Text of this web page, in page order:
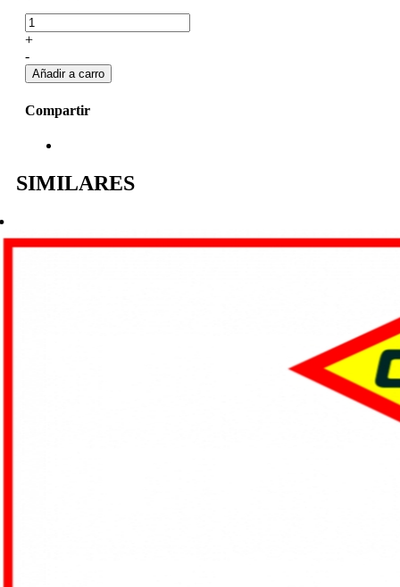
+
-
Compartir
SIMILARES